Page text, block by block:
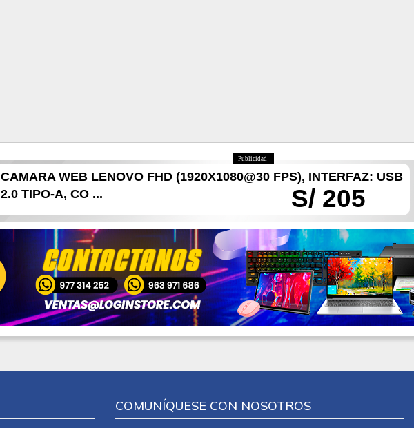
Publicidad
S/ 205
CAMARA WEB LENOVO FHD (1920X1080@30 FPS), INTERFAZ: USB
2.0 TIPO-A, CO ...
COMUNÍQUESE CON NOSOTROS